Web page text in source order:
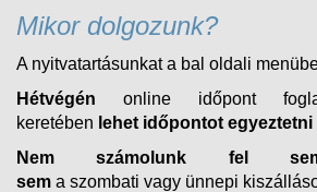
Mikor dolgozunk?
A nyitvatartásunkat a bal oldali
Hétvégén online időpont
keretében lehet időpontot
Nem számolunk fel
sem a szombati vagy ünnepi